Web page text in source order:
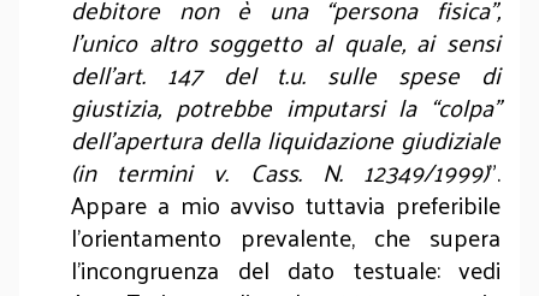
debitore non è una “persona fisica”,
l’unico altro soggetto al quale, ai sensi
dell’art. 147 del t.u. sulle spese di
giustizia, potrebbe imputarsi la “colpa”
dell’apertura della liquidazione giudiziale
(in termini v. Cass. N. 12349/1999)”.
Appare a mio avviso tuttavia preferibile
l’orientamento prevalente, che supera
l’incongruenza del dato testuale: vedi